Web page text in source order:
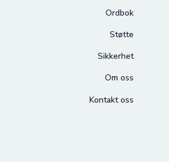
Ordbok
Støtte
Sikkerhet
Om oss
Kontakt oss